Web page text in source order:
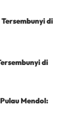
di
di
Mendol: